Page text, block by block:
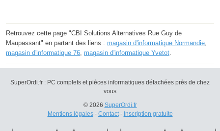
Retrouvez cette page "CBI Solutions Alternatives Rue Guy de
Maupassant" en partant des liens : magasin d'informatique Normandie,
magasin d'informatique 76, magasin d'informatique Yvetot.
SuperOrdi.fr : PC complets et pièces informatiques détachées près de chez
vous
© 2026 SuperOrdi.fr
Mentions légales- Contact- Inscription gratuite